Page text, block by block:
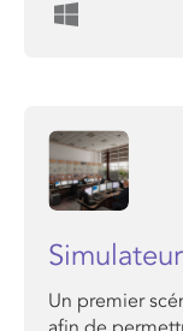
Un premier